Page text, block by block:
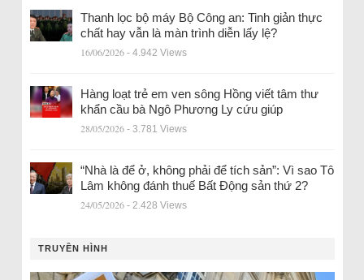
Thanh lọc bộ máy Bộ Công an: Tinh giản thực
chất hay vẫn là màn trình diễn lấy lệ?
16/06/2026 - 4.942 Views
Hàng loạt trẻ em ven sông Hồng viết tâm thư
khẩn cầu bà Ngô Phương Ly cứu giúp
28/05/2026 - 3.781 Views
“Nhà là để ở, không phải để tích sản”: Vì sao Tô
Lâm không đánh thuế Bất Động sản thứ 2?
24/05/2026 - 2.428 Views
TRUYỀN HÌNH